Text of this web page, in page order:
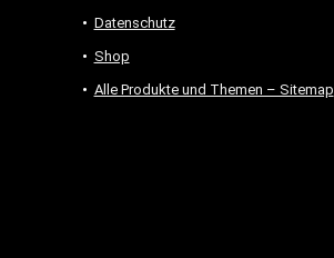
Datenschutz
Shop
Alle Produkte und Themen – Sitemap